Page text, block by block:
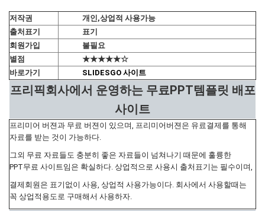
저작권
개인,상업적 사용가능
출처표기
표기
회원가입
불필요
별점
★★★★★☆
바로가기
SLIDESGO 사이트
프리픽회사에서 운영하는 무료PPT템플릿 배포
사이트
프리미어 버젼과 무료 버젼이 있으며, 프리미어버젼은 유료결제를 통해
자료를 받는 것이 가능하다.
그외 무료 자료들도 충분히 좋은 자료들이 넘쳐나기 때문에 훌륭한
PPT무료 사이트임은 확실하다. 상업적으로 사용시 출처표기는 필수이며,
결제회원은 표기없이 사용, 상업적 사용가능이다. 회사에서 사용할때는
꼭 상업적용도로 구매해서 사용하자.